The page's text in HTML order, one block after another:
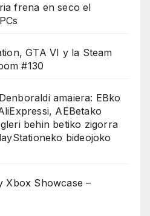
frena en seco el
GTA VI y la Steam
#130
amaiera: EBko
AEBetako
behin betiko zigorra
bideojoko
Xbox Showcase –